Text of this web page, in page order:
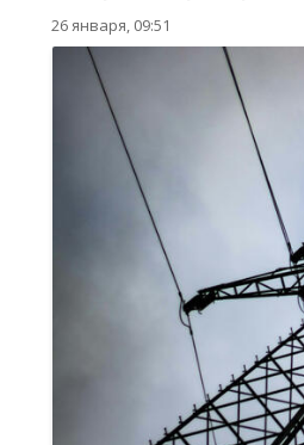
26 января, 09:51